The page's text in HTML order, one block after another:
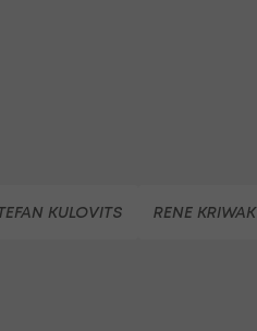
KULOVITS RENE KRIWAK